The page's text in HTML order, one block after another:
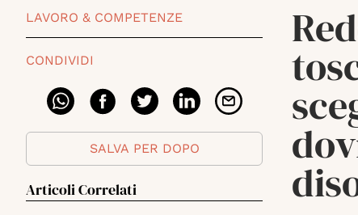
LAVORO & COMPETENZE
CONDIVIDI
SALVA PER DOPO
Articoli Correlati